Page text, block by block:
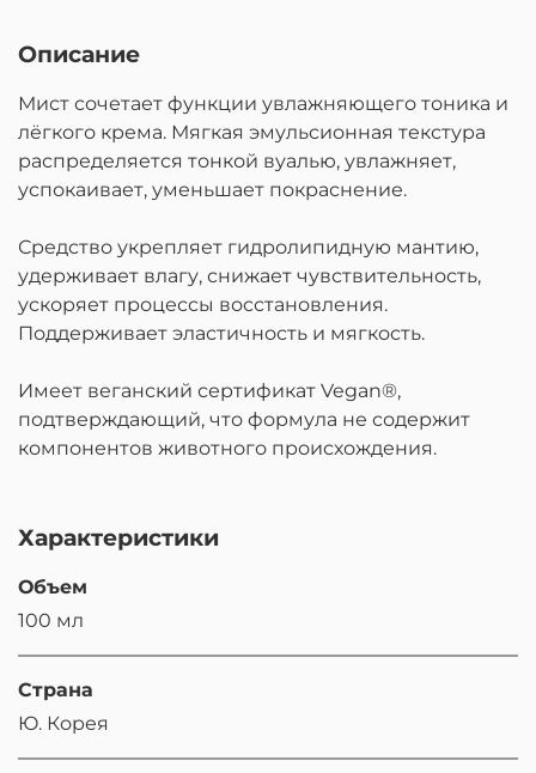
Описание
Мист сочетает функции увлажняющего тоника и
лёгкого крема. Мягкая эмульсионная текстура
распределяется тонкой вуалью, увлажняет,
успокаивает, уменьшает покраснение.
Средство укрепляет гидролипидную мантию,
удерживает влагу, снижает чувствительность,
ускоряет процессы восстановления.
Поддерживает эластичность и мягкость.
Имеет веганский сертификат Vegan®,
подтверждающий, что формула не содержит
компонентов животного происхождения.
Характеристики
Объем
100 мл
Страна
Ю. Корея